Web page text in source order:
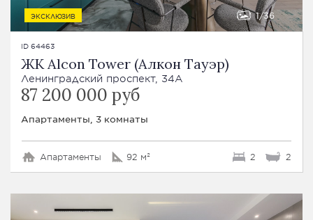
ЭКСКЛЮЗИВ 1 36
ID 64463
ЖК Alcon Tower (Алкон Тауэр)
Ленинградский проспект, 34А
87 200 000 руб
Апартаменты, 3 комнаты
Апартаменты 92 м² 2 2